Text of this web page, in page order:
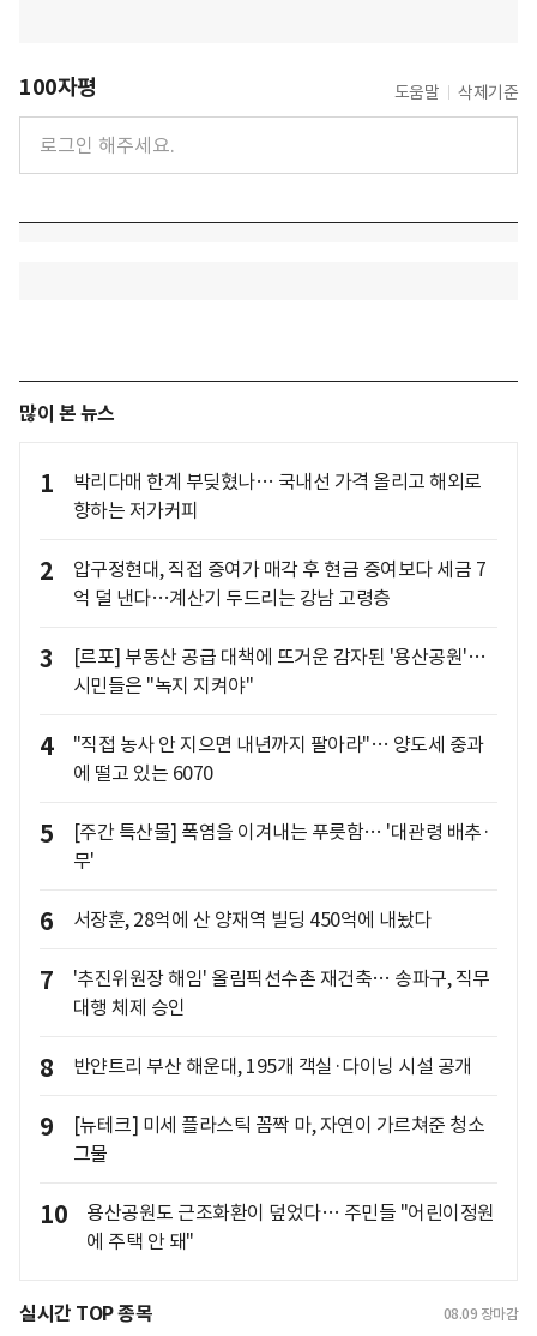
100자평 도움말 삭제기준
많이 본 뉴스
1
박리다매 한계 부딪혔나… 국내선 가격 올리고 해외로
향하는 저가커피
2
압구정현대, 직접 증여가 매각 후 현금 증여보다 세금 7
억 덜 낸다…계산기 두드리는 강남 고령층
3
[르포] 부동산 공급 대책에 뜨거운 감자된 '용산공원'…
시민들은 "녹지 지켜야"
4
"직접 농사 안 지으면 내년까지 팔아라"… 양도세 중과
에 떨고 있는 6070
5
[주간 특산물] 폭염을 이겨내는 푸릇함… '대관령 배추·
무'
6 서장훈, 28억에 산 양재역 빌딩 450억에 내놨다
7
'추진위원장 해임' 올림픽선수촌 재건축… 송파구, 직무
대행 체제 승인
8 반얀트리 부산 해운대, 195개 객실·다이닝 시설 공개
9
[뉴테크] 미세 플라스틱 꼼짝 마, 자연이 가르쳐준 청소
그물
10
용산공원도 근조화환이 덮었다… 주민들 "어린이정원
에 주택 안 돼"
실시간 TOP 종목 08.09 장마감